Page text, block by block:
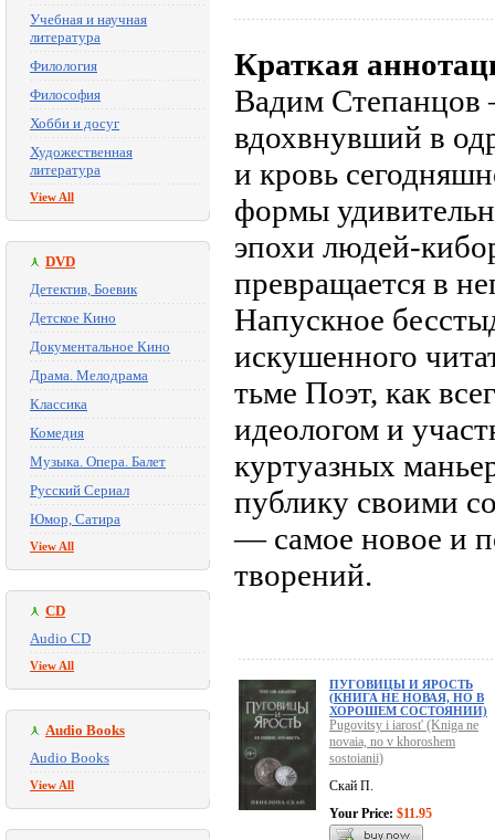
Учебная и научная
литература
Филология
Философия
Хобби и досуг
Художественная
литература
View All
DVD
Детектив, Боевик
Детское Кино
Документальное Кино
Драма. Мелодрама
Классика
Комедия
Музыка. Опера. Балет
Русский Сериал
Юмор, Сатира
View All
CD
Audio CD
View All
Audio Books
Audio Books
View All
Краткая
Вадим Степанцов
вдохвнувший в
и кровь
формы
эпохи людей-
превращается в
Напускное
искушенного
тьме Поэт, как
идеологом и
куртуазных
публику своими
— самое новое и
творений.
ПУГОВИЦЫ И ЯРОСТЬ
(КНИГА НЕ НОВАЯ, НО В
ХОРОШЕМ СОСТОЯНИИ)
Pugovitsy i iarost' (Kniga ne
novaia, no v khoroshem
sostoianii)
Скай П.
Your Price: $11.95